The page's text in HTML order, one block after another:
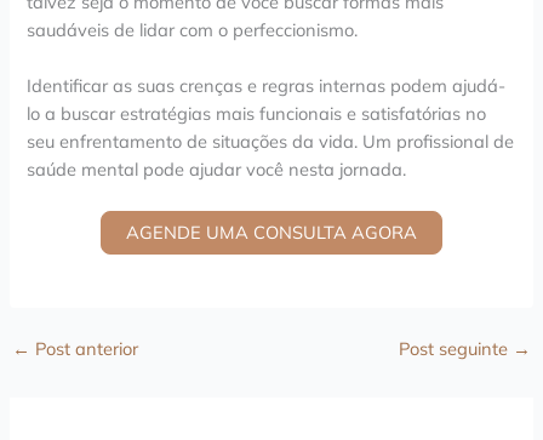
saudáveis de lidar com o perfeccionismo.
Identificar as suas crenças e regras internas podem ajudá-
lo a buscar estratégias mais funcionais e satisfatórias no
seu enfrentamento de situações da vida. Um profissional de
saúde mental pode ajudar você nesta jornada.
AGENDE UMA CONSULTA AGORA
← Post anterior Post seguinte →